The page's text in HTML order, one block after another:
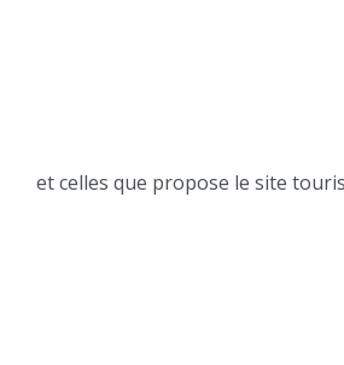
et celles que propose le site